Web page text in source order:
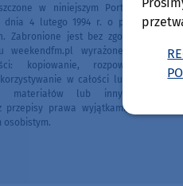
w niniejszym Portalu
dnia 4 lutego 1994 r. o prawie
Zabronione jest bez zgody Redakcji
weekendfm.pl wyrażonej na piśmie
kopiowanie,
w całości lub we
materiałów lub innych treści
przepisy prawa wyjątkami, w
osobistym.